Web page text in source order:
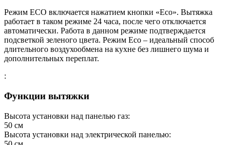
Режим ЕСО включается нажатием кнопки «Есо». Вытяжка
работает в таком режиме 24 часа, после чего отключается
автоматически. Работа в данном режиме подтверждается
подсветкой зеленого цвета. Режим Есо – идеальный способ
длительного воздухообмена на кухне без лишнего шума и
дополнительных переплат.
:
Функции вытяжки
Высота установки над панелью газ:
50 см
Высота установки над электрической панелью: